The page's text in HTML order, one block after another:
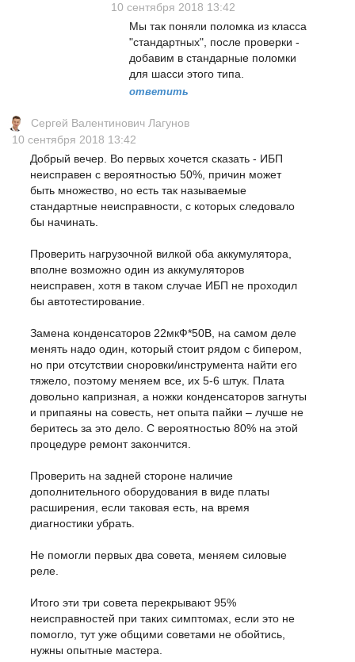
10 сентября 2018 13:42
Мы так поняли поломка из класса
"стандартных", после проверки -
добавим в стандарные поломки
для шасси этого типа.
ответить
Сергей Валентинович Лагунов
10 сентября 2018 13:42
Добрый вечер. Вo первых хочется сказать - ИБП
неисправен с вероятностью 50%, причин может
быть множество, но есть так называемые
стандартные неисправности, с которых следовало
бы начинать.
Проверить нагрузочной вилкой оба аккумулятора,
вполне возможно один из аккумуляторов
неисправен, хотя в таком случае ИБП не проходил
бы автотестирование.
Замена конденсаторов 22мкФ*50В, на самом деле
менять надо один, который стоит рядом с бипером,
но при отсутствии сноровки/инструмента найти его
тяжело, поэтому меняем все, их 5-6 штук. Плата
довольно капризная, а ножки конденсаторов загнуты
и припаяны на совесть, нет опыта пайки – лучше не
беритесь за это дело. С вероятностью 80% на этой
процедуре ремонт закончится.
Проверить на задней стороне наличие
дополнительного оборудования в виде платы
расширения, если таковая есть, на время
диагностики убрать.
Не помогли первых два совета, меняем силовые
реле.
Итого эти три совета перекрывают 95%
неисправностей при таких симптомах, если это не
помогло, тут уже общими советами не обойтись,
нужны опытные мастера.